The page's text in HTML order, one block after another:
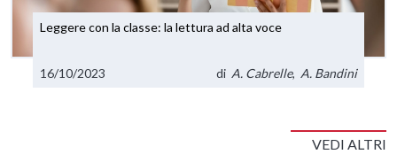
Leggere con la classe: la lettura ad alta voce
16/10/2023 di A. Cabrelle, A. Bandini
VEDI ALTRI